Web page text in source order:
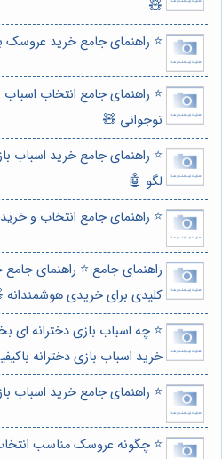
🧸
⭐️ راهنمای جامع خرید
⭐️ راهنمای جامع انتخاب اسباب
نوجوانی 🧸
⭐️ راهنمای جامع خرید اسباب
لگو 🤖
⭐️ راهنمای جامع انتخاب و
راهنمای جامع ⭐️ راهنمای
کلیدی برای خریدی هوشمندانه
⭐️ چه اسباب بازی دخترانه ای
خرید اسباب بازی دخترانه
⭐️ راهنمای جامع خرید اسباب
⭐️ چگونه عروسک مناسب